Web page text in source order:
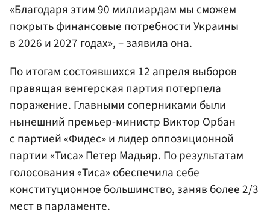
«Благодаря этим 90 миллиардам мы сможем
покрыть финансовые потребности Украины
в 2026 и 2027 годах», – заявила она.
По итогам состоявшихся 12 апреля выборов
правящая венгерская партия потерпела
поражение. Главными соперниками были
нынешний премьер-министр Виктор Орбан
с партией «Фидес» и лидер оппозиционной
партии «Тиса» Петер Мадьяр. По результатам
голосования «Тиса» обеспечила себе
конституционное большинство, заняв более 2/3
мест в парламенте.